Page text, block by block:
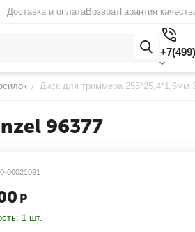
Доставка и оплатаВозвратГарантия
/ Диск для триммера 255*25,4*1,6мм
96377
00021091
Р
1 шт.